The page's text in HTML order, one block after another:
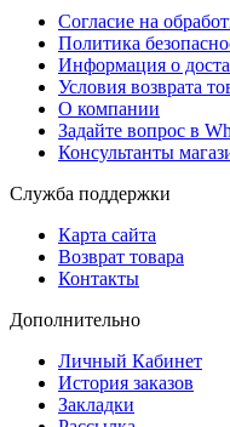
Согласие на
Политика
Информация о
Условия возврата
О компании
Задайте вопрос в
Консультанты
Служба поддержки
Карта сайта
Возврат товара
Контакты
Дополнительно
Личный Кабинет
История заказов
Закладки